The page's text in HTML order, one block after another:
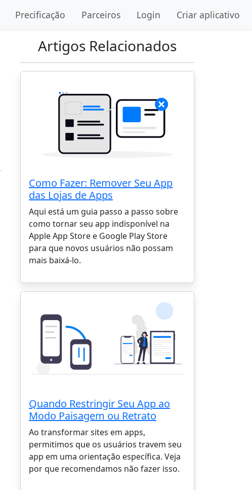
Precificação Parceiros Login Criar aplicativo
Artigos Relacionados
Como Fazer: Remover Seu App
das Lojas de Apps
Aqui está um guia passo a passo sobre
como tornar seu app indisponível na
Apple App Store e Google Play Store
para que novos usuários não possam
mais baixá-lo.
Quando Restringir Seu App ao
Modo Paisagem ou Retrato
Ao transformar sites em apps,
permitimos que os usuários travem seu
app em uma orientação específica. Veja
por que recomendamos não fazer isso.